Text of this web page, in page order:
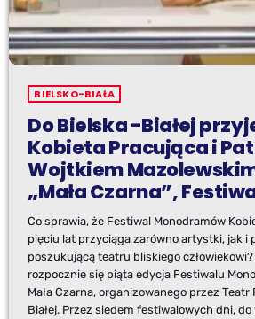
BIELSKO-BIAŁA
Do Bielska -Białej
Kobieta Pracująca i
Wojtkiem
„Mała Czarna”,
Monodramów
Co sprawia, że Festiwal Monodramów
pięciu lat przyciąga zarówno artystki, jak i
poszukującą teatru bliskiego
rozpocznie się piąta edycja Festiwalu
Mała Czarna, organizowanego przez
Białej. Przez siedem festiwalowych dni, do